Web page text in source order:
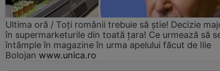
Ultima oră / Toți românii trebuie să știe! Decizie
în supermarketurile din toată țara! Ce urmează să
întâmple în magazine în urma apelului făcut de Ilie
Bolojan www.unica.ro